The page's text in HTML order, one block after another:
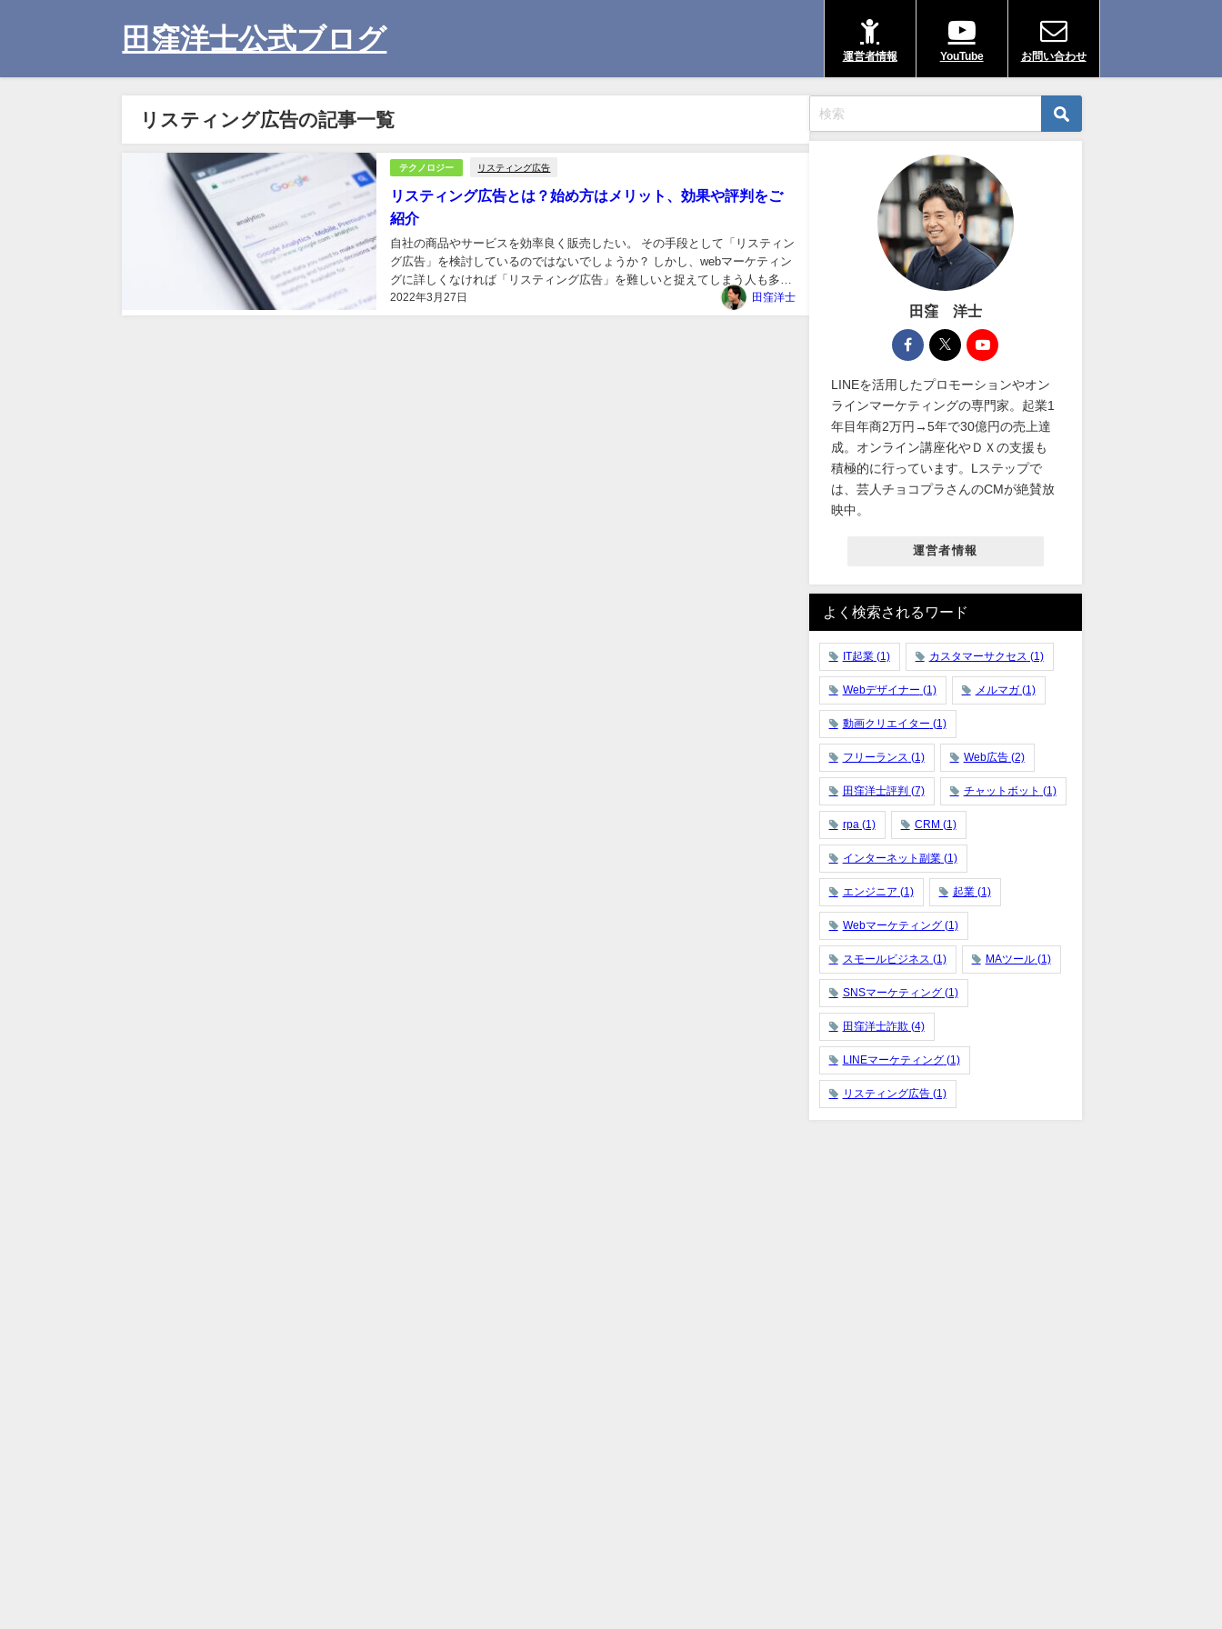
田窪洋士公式ブログ
運営者情報 YouTube お問い合わせ
リスティング広告の記事一覧
テクノロジー リスティング広告
リスティング広告とは？始め方はメリット、効果や評判をご
紹介
2022年3月27日
自社の商品やサービスを効率良く販売したい。 その手段として「リスティン
グ広告」を検討しているのではないでしょうか？ しかし、webマーケティン
グに詳しくなければ「リスティング広告」を難しいと捉えてしまう人も多い
はず。 本記事では、リスティング広告について下記の内容に関して解説して
いきます、。 リスティング広告の始め方 ...
田窪洋士
田窪 洋士
LINEを活用したプロモーションやオン
ラインマーケティングの専門家。起業1
年目年商2万円→5年で30億円の売上達
成。オンライン講座化やＤＸの支援も
積極的に行っています。Lステップで
は、芸人チョコプラさんのCMが絶賛放
映中。
運営者情報
よく検索されるワード
IT起業(1) カスタマーサクセス (1)
Webデザイナー (1) メルマガ(1)
動画クリエイター (1)
フリーランス (1) Web広告(2)
田窪洋士評判 (7) チャットボット (1)
rpa (1) CRM (1)
インターネット副業(1)
エンジニア (1) 起業(1)
Webマーケティング(1)
スモールビジネス (1) MAツール(1)
SNSマーケティング(1)
田窪洋士詐欺 (4)
LINEマーケティング(1)
リスティング広告(1)